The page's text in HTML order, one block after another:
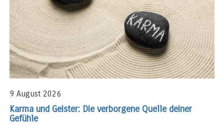
9 August 2026
Karma und Geister: Die verborgene Quelle deiner
Gefühle